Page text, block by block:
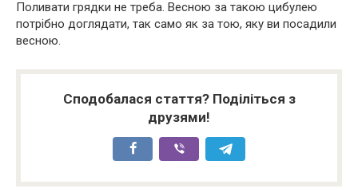
Поливати грядки не треба. Весною за такою цибулею
потрібно доглядати, так само як за тою, яку ви посадили
весною.
Сподобалася стаття? Поділіться з
друзями!